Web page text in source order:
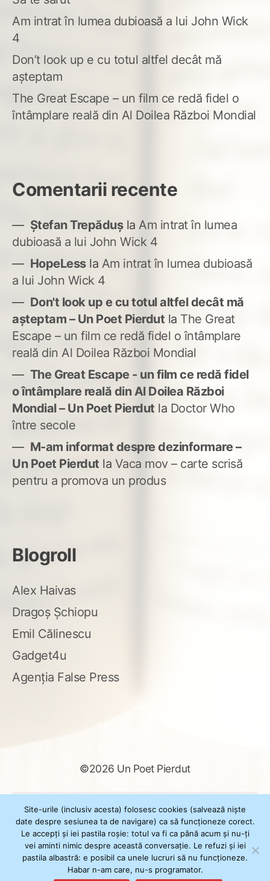
Am intrat în lumea dubioasă a lui John Wick
4
Don’t look up e cu totul altfel decât mă
așteptam
The Great Escape – un film ce redă fidel o
întâmplare reală din Al Doilea Război Mondial
Comentarii recente
Ștefan Trepădușla Am intrat în lumea
dubioasă a lui John Wick 4
HopeLessla Am intrat în lumea dubioasă
a lui John Wick 4
Don't look up e cu totul altfel decât mă
așteptam – Un Poet Pierdut la The Great
Escape – un film ce redă fidel o întâmplare
reală din Al Doilea Război Mondial
The Great Escape - un film ce redă fidel
o întâmplare reală din Al Doilea Război
Mondial – Un Poet Pierdut la Doctor Who
între secole
M-am informat despre dezinformare –
Un Poet Pierdut la Vaca mov – carte scrisă
pentru a promova un produs
Blogroll
Alex Haivas
Dragoș Șchiopu
Emil Călinescu
Gadget4u
Agenția False Press
©2026 Un Poet Pierdut
după:
Powered byWordPress
ThemeXSimply by Il Jester
Site-urile (inclusiv acesta) folosesc cookies (salvează niște
date despre sesiunea ta de navigare) ca să funcționeze corect.
Le accepți și iei pastila roșie: totul va fi ca până acum și nu-ți
vei aminti nimic despre această conversație. Le refuzi și iei
pastila albastră: e posibil ca unele lucruri să nu funcționeze.
Habar n-am care, nu-s programator.